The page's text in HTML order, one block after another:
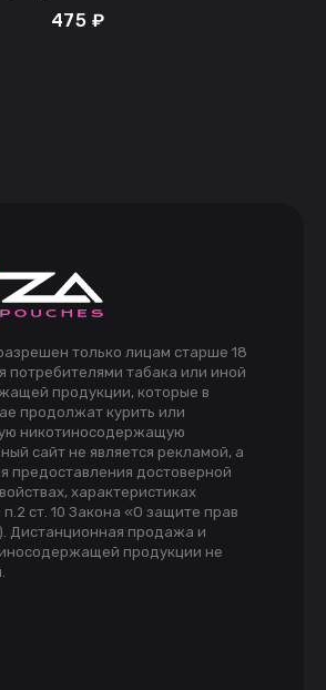
475 ₽
только лицам старше 18
потребителями табака или иной
продукции, которые в
продолжат курить или
никотиносодержащую
сайт не является рекламой, а
предоставления достоверной
характеристиках
п.2 ст. 10 Закона «О защите прав
Дистанционная продажа и
продукции не